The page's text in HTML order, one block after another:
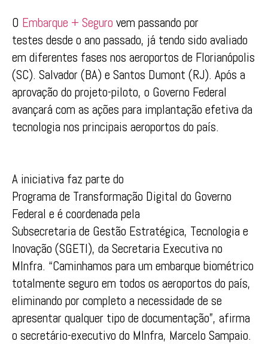
O Embarque + Seguro vem passando por
testes desde o ano passado, já tendo sido avaliado
em diferentes fases nos aeroportos de Florianópolis
(SC). Salvador (BA) e Santos Dumont (RJ). Após a
aprovação do projeto-piloto, o Governo Federal
avançará com as ações para implantação efetiva da
tecnologia nos principais aeroportos do país.
A iniciativa faz parte do
Programa de Transformação Digital do Governo
Federal e é coordenada pela
Subsecretaria de Gestão Estratégica, Tecnologia e
Inovação (SGETI), da Secretaria Executiva no
MInfra. “Caminhamos para um embarque biométrico
totalmente seguro em todos os aeroportos do país,
eliminando por completo a necessidade de se
apresentar qualquer tipo de documentação”, afirma
o secretário-executivo do MInfra, Marcelo Sampaio.